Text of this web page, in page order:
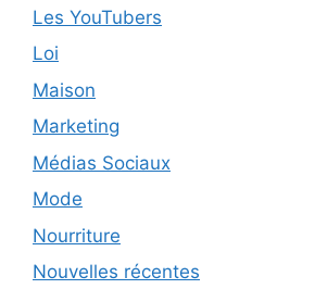
Les YouTubers
Loi
Maison
Marketing
Médias Sociaux
Mode
Nourriture
Nouvelles récentes